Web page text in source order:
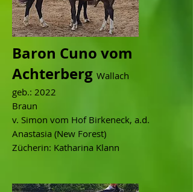
Baron Cuno vom
Achterberg Wallach
geb.: 2022
Braun
v. Simon vom Hof Birkeneck, a.d.
Anastasia (New Forest)
Zücherin: Katharina Klann